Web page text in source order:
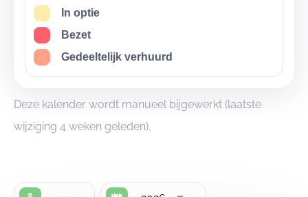
schoolvakanties en dus niet tijdens de weekends.
Het plaatsen van extra tenten is toegestaan, maar er
mogen max. 15 personen (enkel leiding of
In optie
Bezet
Gedeeltelijk verhuurd
Deze kalender wordt manueel bijgewerkt (laatste
wijziging 4 weken geleden).